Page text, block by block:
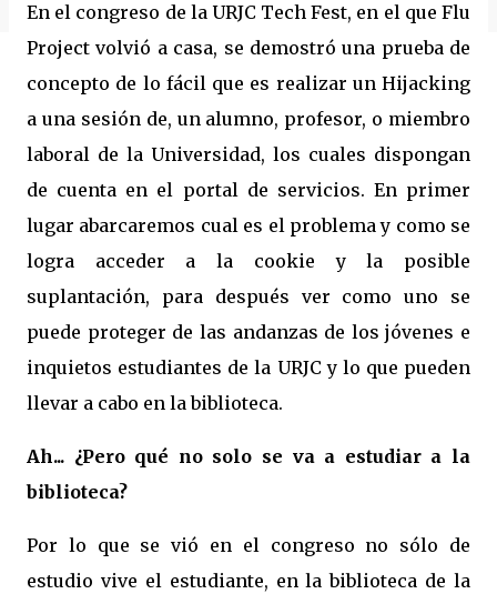
En el congreso de la URJC Tech Fest, en el que Flu
Project volvió a casa, se demostró una prueba de
concepto de lo fácil que es realizar un Hijacking
a una sesión de, un alumno, profesor, o miembro
laboral de la Universidad, los cuales dispongan
de cuenta en el portal de servicios. En primer
lugar abarcaremos cual es el problema y como se
logra acceder a la cookie y la posible
suplantación, para después ver como uno se
puede proteger de las andanzas de los jóvenes e
inquietos estudiantes de la URJC y lo que pueden
llevar a cabo en la biblioteca.
Ah... ¿Pero qué no solo se va a estudiar a la
biblioteca?
Por lo que se vió en el congreso no sólo de
estudio vive el estudiante, en la biblioteca de la